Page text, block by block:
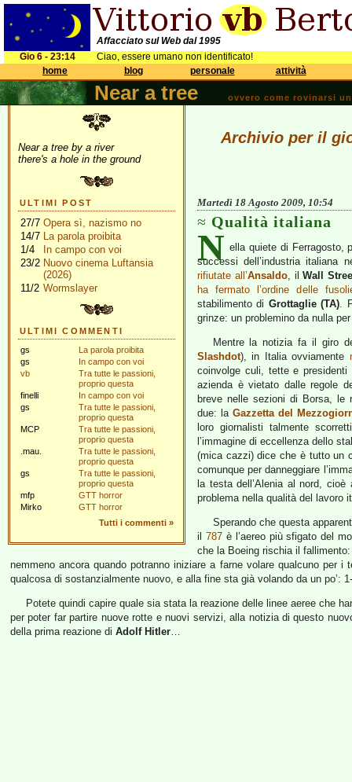
Affacciato sul Web dal 1995
Gio 6 - 23:14
Ciao, essere umano non identificato!
home
blog personale attività
Near a tree ovvero come rovinarsi
Near a tree by a river
there's a hole in the ground
ULTIMI POST
27/7 Opera sì, nazismo no
14/7 La parola proibita
1/4
In campo con voi
23/2 Nuovo cinema Luftansia
(2026)
11/2 Wormslayer
ULTIMI COMMENTI
gs
La parola proibita
gs
In campo con voi
vb
Tra tutte le passioni,
proprio questa
finelli
In campo con voi
gs
Tra tutte le passioni,
proprio questa
MCP
Tra tutte le passioni,
proprio questa
.mau.
Tra tutte le passioni,
proprio questa
gs
Tra tutte le passioni,
proprio questa
mfp
GTT horror
Mirko
GTT horror
Tutti i commenti »
Archivio per il
Martedì 18 Agosto 2009, 10:54
Qualità italiana
N ella quiete di Ferragosto,
successi dell’industria italiana
rifiutate all’Ansaldo, ilWall
ha fermato l’ordine delle
stabilimento di Grottaglie (TA).
grinze: un problemino da nulla
Mentre la notizia fa il giro
Slashdot), in Italia ovviamente
coinvolge culi, tette e presidenti
azienda è vietato dalle regole
breve nelle sezioni di Borsa, le
due: la Gazzetta del
loro giornalisti talmente
l’immagine di eccellenza dello
(mica cazzi) dice che è tutto un
comunque per danneggiare
la testa dell’Alenia al nord,
problema nella qualità del lavoro
Sperando che questa
il 787è l’aereo più sfigato del
che la Boeing rischia il
nemmeno ancora quando potranno iniziare a farne volare qualcuno per i
qualcosa di sostanzialmente nuovo, e alla fine sta già volando da un po’:
Potete quindi capire quale sia stata la reazione delle linee aeree che
per poter far partire nuove rotte e nuovi servizi, alla notizia di questo
della prima reazione di Adolf Hitler…